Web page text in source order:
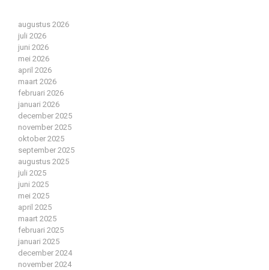
augustus 2026
juli 2026
juni 2026
mei 2026
april 2026
maart 2026
februari 2026
januari 2026
december 2025
november 2025
oktober 2025
september 2025
augustus 2025
juli 2025
juni 2025
mei 2025
april 2025
maart 2025
februari 2025
januari 2025
december 2024
november 2024